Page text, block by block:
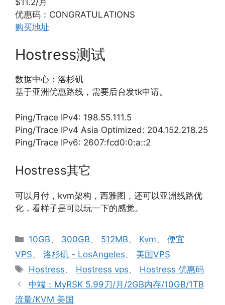
优惠码：CONGRATULATIONS
购买地址
Hostress测试
数据中心：洛杉矶
基于亚洲优惠路线，需要后台发tk申请。
Ping/Trace IPv4: 198.55.111.5
Ping/Trace IPv4 Asia Optimized: 204.152.218.25
Ping/Trace IPv6: 2607:fcd0:0:a::2
Hostress其它
可以月付，kvm架构，西雅图，还可以亚洲线路优
化，看样子是可以玩一下的感觉。
分
类
10GB、 300GB、 512MB、 Kvm、便宜
VPS、 洛杉矶 - LosAngeles、 美国VPS
标
签
Hostress、 Hostress vps、 Hostress 优惠码
中端：MyRSK 5.99刀/月/2GB内存/10GB/1TB
流量/KVM 美国